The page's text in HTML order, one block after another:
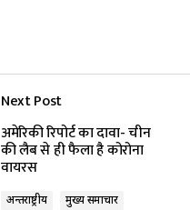
Next Post
अमेरिकी रिपोर्ट का दावा- चीन
की लैब से ही फैला है कोरोना
वायरस
अन्तर्राष्ट्रीय
मुख्य समाचार